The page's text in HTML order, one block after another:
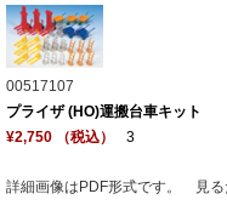
00517107
プライザ (HO)運搬台車キット
¥2,750 （税込）
3
詳細画像はPDF形式です。 見る